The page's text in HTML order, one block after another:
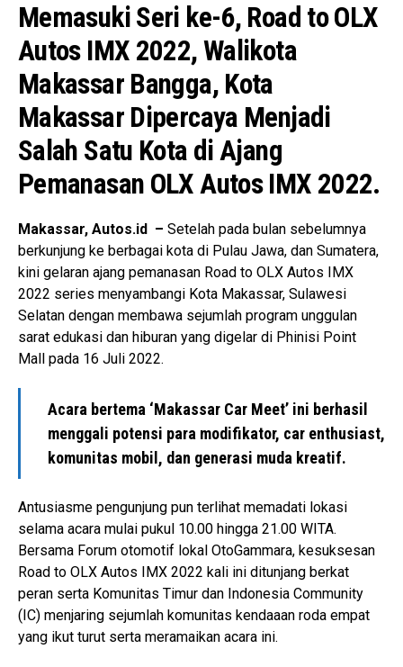
Memasuki Seri ke-6, Road to OLX
Autos IMX 2022, Walikota
Makassar Bangga, Kota
Makassar Dipercaya Menjadi
Salah Satu Kota di Ajang
Pemanasan OLX Autos IMX 2022.
Makassar, Autos.id – Setelah pada bulan sebelumnya
berkunjung ke berbagai kota di Pulau Jawa, dan Sumatera,
kini gelaran ajang pemanasan Road to OLX Autos IMX
2022 series menyambangi Kota Makassar, Sulawesi
Selatan dengan membawa sejumlah program unggulan
sarat edukasi dan hiburan yang digelar di Phinisi Point
Mall pada 16 Juli 2022.
Acara bertema ‘Makassar Car Meet’ ini berhasil
menggali potensi para modifikator, car enthusiast,
komunitas mobil, dan generasi muda kreatif.
Antusiasme pengunjung pun terlihat memadati lokasi
selama acara mulai pukul 10.00 hingga 21.00 WITA.
Bersama Forum otomotif lokal OtoGammara, kesuksesan
Road to OLX Autos IMX 2022 kali ini ditunjang berkat
peran serta Komunitas Timur dan Indonesia Community
(IC) menjaring sejumlah komunitas kendaaan roda empat
yang ikut turut serta meramaikan acara ini.